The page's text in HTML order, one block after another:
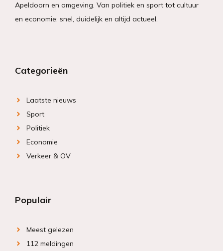
Apeldoorn en omgeving. Van politiek en sport tot cultuur
en economie: snel, duidelijk en altijd actueel.
Categorieën
Laatste nieuws
Sport
Politiek
Economie
Verkeer & OV
Populair
Meest gelezen
112 meldingen